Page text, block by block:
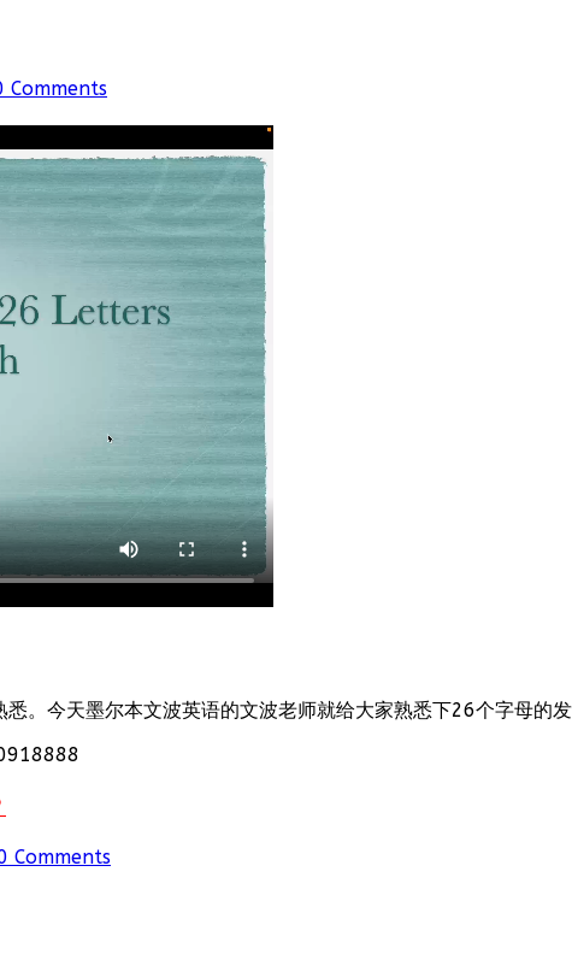
Comments
。今天墨尔本文波英语的文波老师就给大家熟悉下26个字母的发
Comments